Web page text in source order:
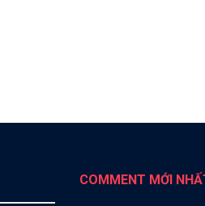
COMMENT MỚI